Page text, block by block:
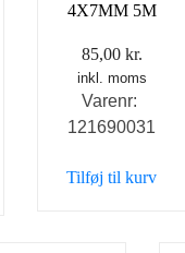
4X7MM 5M
85,00 kr.
inkl. moms
Varenr:
121690031
Tilføj til kurv